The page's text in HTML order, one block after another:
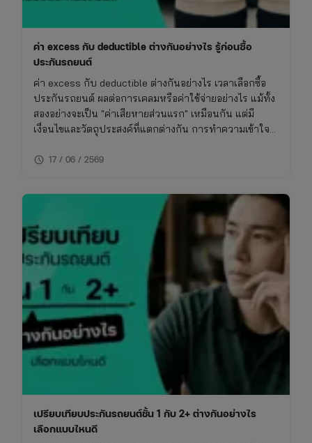
ค่า excess กับ deductible ต่างกันอย่างไร รู้ก่อนซื้อ
ประกันรถยนต์
ค่า excess กับ deductible ต่างกันอย่างไร เวลาเลือกซื้อ
ประกันรถยนต์ ผลต่อการเคลมหรือค่าใช้จ่ายอย่างไร แม้ทั้ง
สองอย่างจะเป็น "ค่าเสียหายส่วนแรก" เหมือนกัน แต่มี
เงื่อนไขและวัตถุประสงค์ที่แตกต่างกัน การทำความเข้าใจ
ไม่พลาดย้อนหลัง
schedule 17 / 06 / 2569
เปรียบเทียบประกันรถยนต์ชั้น 1 กับ 2+ ต่างกันอย่างไร
เลือกแบบไหนดี